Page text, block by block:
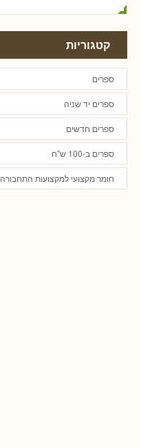
קטגוריות
ספרים
ספרים יד שניה
ספרים חדשים
ספרים ב-100 ש"ח
חומר מקצועי למקצועות התחבורה